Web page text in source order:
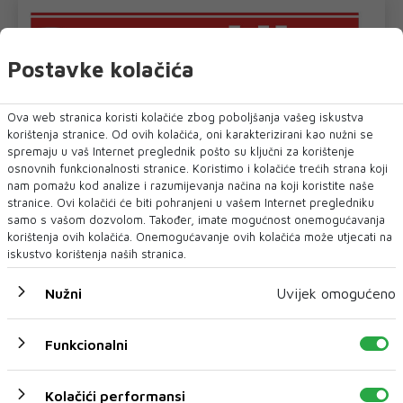
Postavke kolačića
Ova web stranica koristi kolačiće zbog poboljšanja vašeg iskustva
korištenja stranice. Od ovih kolačića, oni karakterizirani kao nužni se
spremaju u vaš Internet preglednik pošto su ključni za korištenje
osnovnih funkcionalnosti stranice. Koristimo i kolačiće trećih strana koji
nam pomažu kod analize i razumijevanja načina na koji koristite naše
stranice. Ovi kolačići će biti pohranjeni u vašem Internet pregledniku
samo s vašom dozvolom. Također, imate mogućnost onemogućavanja
korištenja ovih kolačića. Onemogućavanje ovih kolačića može utjecati na
iskustvo korištenja naših stranica.
Nužni Uvijek omogućeno
Funkcionalni
Kolačići performansi